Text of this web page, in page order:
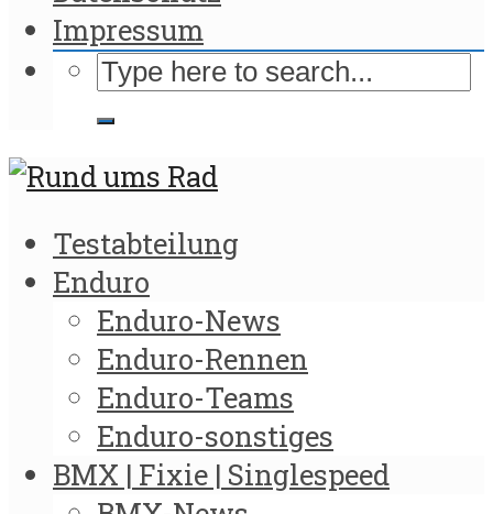
Impressum
Testabteilung
Enduro
Enduro-News
Enduro-Rennen
Enduro-Teams
Enduro-sonstiges
BMX | Fixie | Singlespeed